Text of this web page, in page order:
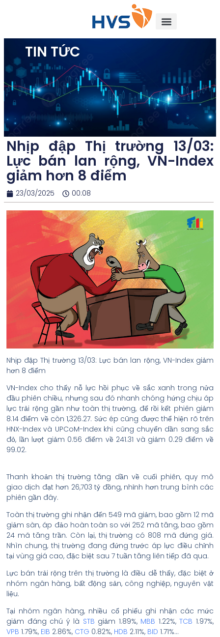
TIN TỨC
Nhịp đập Thị trường 13/03:
Lực bán lan rộng, VN-Index
giảm hơn 8 điểm
23/03/2025 00:08
Nhịp đập Thị trường 13/03: Lực bán lan rộng, VN-Index giảm
hơn 8 điểm
VN-Index cho thấy nỗ lực hồi phục về sắc xanh trong nửa
đầu phiên chiều, nhưng sau đó nhanh chóng hứng chịu áp
lực trải rộng gần như toàn thị trường, để rồi kết phiên giảm
8.14 điểm về còn 1,326.27. Sức ép cũng được thể hiện rõ trên
HNX-Index và UPCoM-Index khi cũng chuyển dần sang sắc
đỏ, lần lượt giảm 0.56 điểm về 241.31 và giảm 0.29 điểm về
99.02.
Thanh khoản thị trường tăng dần về cuối phiên, quy mô
giao dịch đạt hơn 26,703 tỷ đồng, nhỉnh hơn trung bình các
phiên gần đây.
Toàn thị trường ghi nhận đến 549 mã giảm, bao gồm 12 mã
giảm sàn, áp đảo hoàn toàn so với 252 mã tăng, bao gồm
24 mã tăng trần. Còn lại, thị trường có 808 mã đứng giá.
Nhìn chung, thị trường đang đứng trước áp lực điều chỉnh
tại vùng giá cao, đặc biệt sau 7 tuần tăng liên tiếp đã qua.
Lực bán trải rộng trên thị trường là điều dễ thấy, đặc biệt ở
nhóm ngân hàng, bất động sản, công nghiệp, nguyên vật
liệu.
Tại nhóm ngân hàng, nhiều cổ phiếu ghi nhận các mức
giảm đáng chú ý là STB giảm 1.89%, MBB 1.22%,TCB 1.97%,
VPB 1.79%, EIB 2.86%, CTG 0.82%, HDB 2.11%, BID 1.71%…